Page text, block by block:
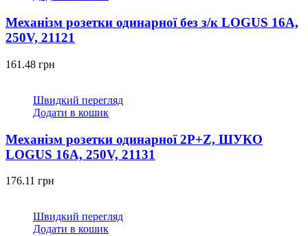
Механізм розетки одинарної без з/к LOGUS 16А,
250V, 21121
161.48 грн
Швидкий перегляд
Додати в кошик
Механізм розетки одинарної 2P+Z, ШУКО
LOGUS 16А, 250V, 21131
176.11 грн
Швидкий перегляд
Додати в кошик